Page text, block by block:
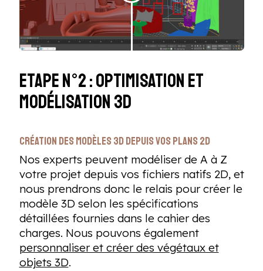
Etape n°2 : Optimisation et
modélisation 3D
Création des modèles 3D depuis vos plans 2D
Nos experts peuvent modéliser de A à Z
votre projet depuis vos fichiers natifs 2D, et
nous prendrons donc le relais pour créer le
modèle 3D selon les spécifications
détaillées fournies dans le cahier des
charges. Nous pouvons également
personnaliser et créer des végétaux et
objets 3D.